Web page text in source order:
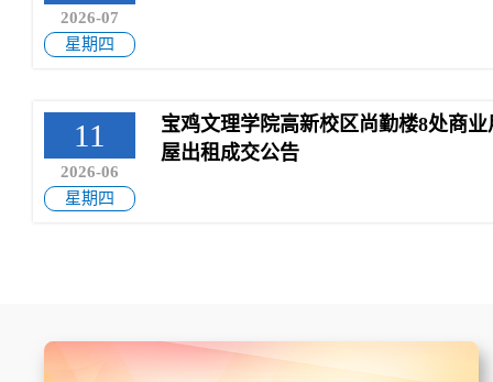
2026-07
星期四
11
2026-06
星期四
宝鸡文理学院高新校区尚勤楼8处商
屋出租成交公告